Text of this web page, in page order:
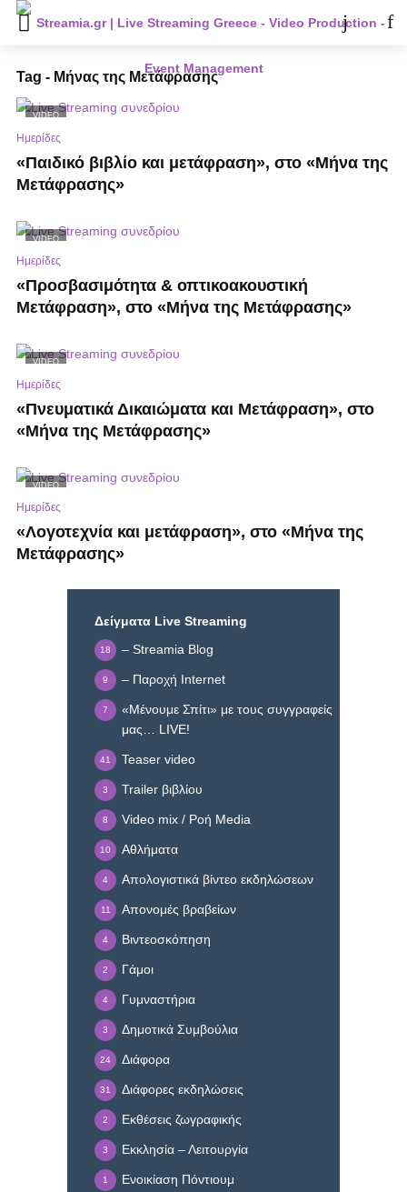
Tag - Μήνας της Μετάφρασης
VIDEO
Ημερίδες
«Παιδικό βιβλίο και μετάφραση», στο «Μήνα της
Μετάφρασης»
VIDEO
Ημερίδες
«Προσβασιμότητα & οπτικοακουστική
Μετάφραση», στο «Μήνα της Μετάφρασης»
VIDEO
Ημερίδες
«Πνευματικά Δικαιώματα και Μετάφραση», στο
«Μήνα της Μετάφρασης»
VIDEO
Ημερίδες
«Λογοτεχνία και μετάφραση», στο «Μήνα της
Μετάφρασης»
Δείγματα Live Streaming
– Streamia Blog
18
– Παροχή Internet
9
«Μένουμε Σπίτι» με τους συγγραφείς
μας… LIVE!
7
Teaser video
41
Trailer βιβλίου
3
Video mix / Ροή Media
8
Αθλήματα
10
Απολογιστικά βίντεο εκδηλώσεων
4
Απονομές βραβείων
11
Βιντεοσκόπηση
4
Γάμοι
2
Γυμναστήρια
4
Δημοτικά Συμβούλια
3
Διάφορα
24
Διάφορες εκδηλώσεις
31
Εκθέσεις ζωγραφικής
2
Εκκλησία – Λειτουργία
3
Ενοικίαση Πόντιουμ
1